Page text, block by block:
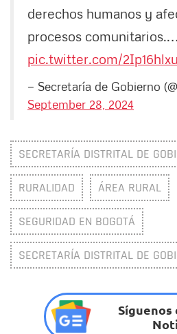
derechos humanos y
procesos comunitarios.…
pic.twitter.com/
— Secretaría de Gobierno
September 28, 2024
SECRETARÍA DISTRITAL DE
RURALIDAD ÁREA RURAL
SEGURIDAD EN BOGOTÁ
SECRETARÍA DISTRITAL DE
Síguenos